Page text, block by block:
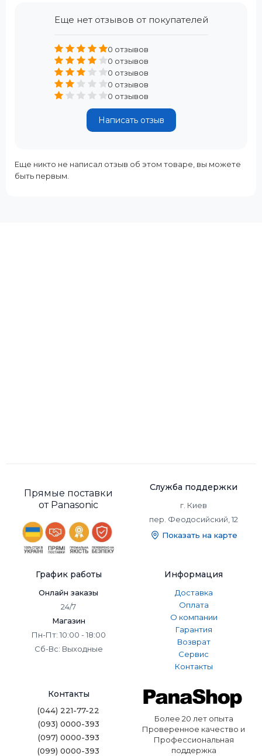
Еще нет отзывов от покупателей
0 отзывов
0 отзывов
0 отзывов
0 отзывов
0 отзывов
Написать отзыв
Еще никто не написал отзыв об этом товаре, вы можете
быть первым.
Прямые поставки
от Panasonic
Служба поддержки
г. Киев
пер. Феодосийский, 12
Показать на карте
График работы
Онлайн заказы
24/7
Магазин
Пн-Пт: 10:00 - 18:00
Сб-Вс: Выходные
Информация
Доставка
Оплата
О компании
Гарантия
Возврат
Сервис
Контакты
Контакты
(044) 221-77-22
(093) 0000-393
(097) 0000-393
(099) 0000-393
Более 20 лет опыта
Проверенное качество и
Профессиональная
поддержка